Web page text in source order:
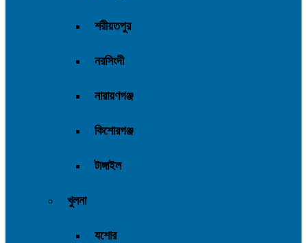
শরীয়তপুর
নরসিংদী
নারায়ণগঞ্জ
কিশোরগঞ্জ
টাঙ্গাইল
খুলনা
যশোর